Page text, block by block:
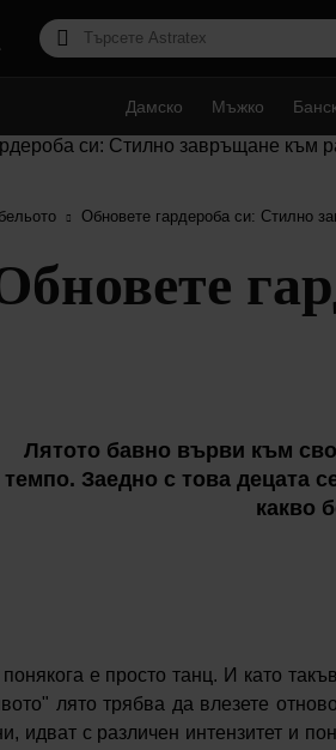
Дамско Мъжко
Обновете гардероба си: Стилно
Лятото бавно върви към
темпо. Заедно с това децата
какво
е просто танц. И като
лято трябва да влезете
идват с различен интензитет и